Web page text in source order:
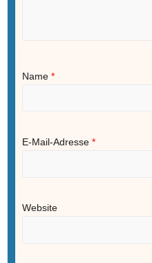
Name *
E-Mail-Adresse *
Website